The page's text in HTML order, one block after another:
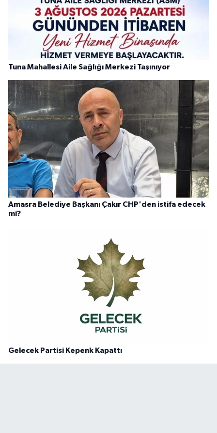
Tuna Mahallesi Aile Sağlığı Merkezi Taşınıyor
Amasra Belediye Başkanı Çakır CHP'den istifa edecek
mi?
Gelecek Partisi Kepenk Kapattı